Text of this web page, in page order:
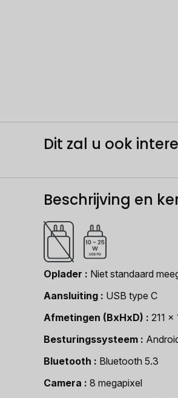
Dit zal u ook
Beschrijving en
Oplader
Niet standaard
Aansluiting
USB type C
Afmetingen (BxHxD)
211 x
Besturingssysteem
Bluetooth
Bluetooth 5.3
Camera
8 megapixel